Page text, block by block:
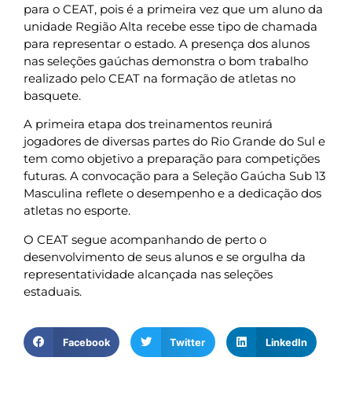
para o CEAT, pois é a primeira vez que um aluno da
unidade Região Alta recebe esse tipo de chamada
para representar o estado. A presença dos alunos
nas seleções gaúchas demonstra o bom trabalho
realizado pelo CEAT na formação de atletas no
basquete.
A primeira etapa dos treinamentos reunirá
jogadores de diversas partes do Rio Grande do Sul e
tem como objetivo a preparação para competições
futuras. A convocação para a Seleção Gaúcha Sub 13
Masculina reflete o desempenho e a dedicação dos
atletas no esporte.
O CEAT segue acompanhando de perto o
desenvolvimento de seus alunos e se orgulha da
representatividade alcançada nas seleções
estaduais.
Facebook Twitter LinkedIn